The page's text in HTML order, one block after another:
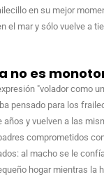
en su mejor
el mar y sólo vuelve a
no es
"volador como
pensado para los
años y vuelven a las
comprometidos
al macho se le
hogar mientras la